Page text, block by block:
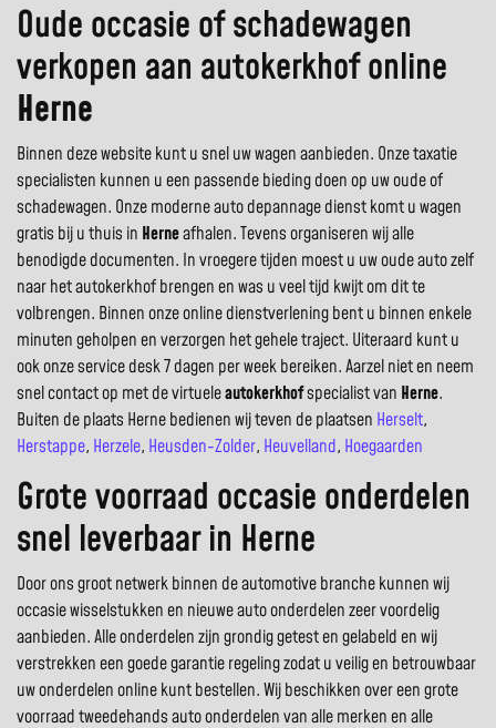
Oude occasie of schadewagen
verkopen aan autokerkhof online
Herne
Binnen deze website kunt u snel uw wagen aanbieden. Onze taxatie
specialisten kunnen u een passende bieding doen op uw oude of
schadewagen. Onze moderne auto depannage dienst komt u wagen
gratis bij u thuis in Herneafhalen. Tevens organiseren wij alle
benodigde documenten. In vroegere tijden moest u uw oude auto zelf
naar het autokerkhof brengen en was u veel tijd kwijt om dit te
volbrengen. Binnen onze online dienstverlening bent u binnen enkele
minuten geholpen en verzorgen het gehele traject. Uiteraard kunt u
ook onze service desk 7 dagen per week bereiken. Aarzel niet en neem
snel contact op met de virtueleautokerkhofspecialist van Herne.
Buiten de plaats Herne bedienen wij teven de plaatsen Herselt,
Herstappe, Herzele, Heusden-Zolder, Heuvelland, Hoegaarden
Grote voorraad occasie onderdelen
snel leverbaar in Herne
Door ons groot netwerk binnen de automotive branche kunnen wij
occasie wisselstukken en nieuwe auto onderdelen zeer voordelig
aanbieden. Alle onderdelen zijn grondig getest en gelabeld en wij
verstrekken een goede garantie regeling zodat u veilig en betrouwbaar
uw onderdelen online kunt bestellen. Wij beschikken over een grote
voorraad tweedehands auto onderdelen van alle merken en alle